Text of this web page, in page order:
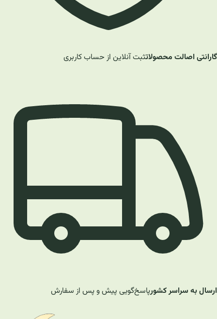
گارانتی اصالت محصولاتثبت آنلاین از حساب کاربری
ارسال به سراسر کشورپاسخ‌گویی پیش و پس از سفارش